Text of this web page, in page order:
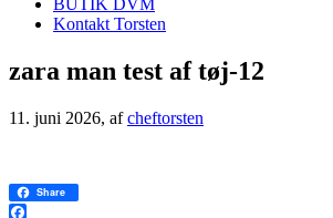
BUTIK DVM
Kontakt Torsten
zara man test af tøj-12
11. juni 2026, afcheftorsten
Share